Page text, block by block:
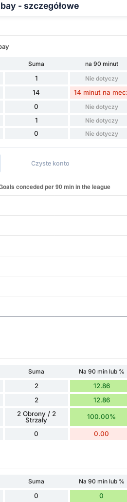
- szczegółowe
Suma na 90 minut
1 Nie dotyczy
14 14 minut na
0 Nie dotyczy
1 Nie dotyczy
0 Nie dotyczy
Czyste konto
Suma Na 90 min lub %
2 12.86
2 12.86
2 Obrony / 2
Strzały
100.00%
0 0.00
Suma Na 90 min lub %
0 0